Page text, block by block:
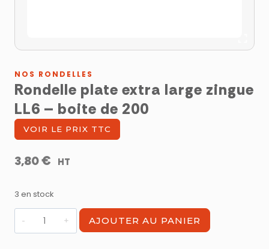
NOS RONDELLES
Rondelle plate extra large zingue
LL6 – boite de 200
VOIR LE PRIX TTC
3,80€ HT
3 en stock
quantité
de
AJOUTER AU PANIER